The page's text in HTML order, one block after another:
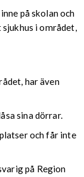
på skolan och
i området,
har även
sina dörrar.
och får inte
på Region